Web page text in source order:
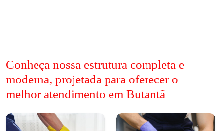
Conheça nossa estrutura completa e
moderna, projetada para oferecer o
melhor atendimento em Butantã